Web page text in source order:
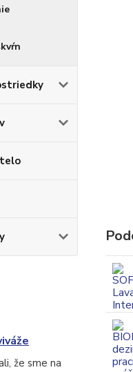
že sme na